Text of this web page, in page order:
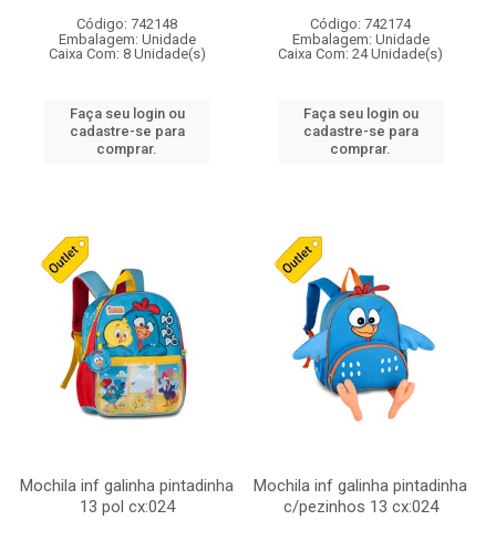
Código: 742148
Embalagem: Unidade
Caixa Com: 8 Unidade(s)
Faça seu login ou
cadastre-se para
comprar.
Código: 742174
Embalagem: Unidade
Caixa Com: 24 Unidade(s)
Faça seu login ou
cadastre-se para
comprar.
Mochila inf galinha pintadinha
13 pol cx:024
Mochila inf galinha pintadinha
c/pezinhos 13 cx:024